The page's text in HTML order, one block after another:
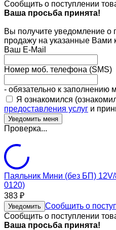
Сообщить о поступлении
Ваша просьба принята!
Вы получите уведомление о
продажу на указанные Вами
Ваш E-Mail
Номер моб. телефона (SMS)
- обязательно к заполнению
Я ознакомился
предоставления услуг и
Проверка...
Паяльник Мини (без БП)
0120)
383 ₽
Уведомить Сообщить о
Сообщить о поступлении
Ваша просьба принята!